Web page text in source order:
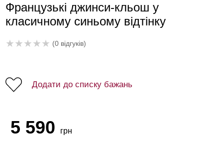
Французькі джинси-кльош у
класичному синьому відтінку
★★★★★ (0 відгуків)
Додати до списку бажань
5 590 грн